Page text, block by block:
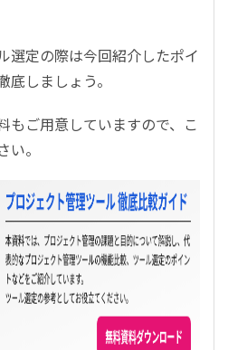
選定の際は今回紹介したポイ
しましょう。
もご用意していますので、こ
。